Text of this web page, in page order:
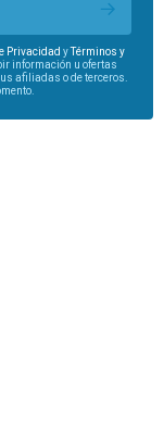
Privacidad yTérminos y
información u ofertas
afiliadas o de terceros.